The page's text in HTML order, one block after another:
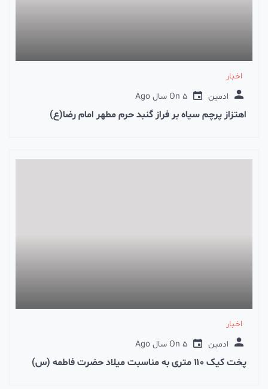
اخبار
ادمین
On 5 سال Ago
اهتزاز پرچم سیاه بر فراز گنبد حرم مطهر امام رضا(ع)
اخبار
ادمین
On 5 سال Ago
پخت کیک ۱۱۰ متری به مناسبت میلاد حضرت فاطمه (س)